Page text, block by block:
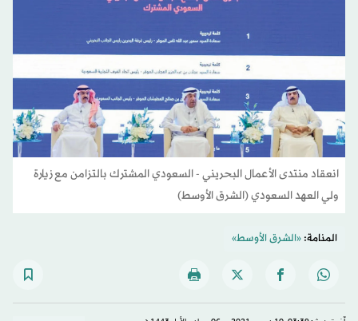
انعقاد منتدى الأعمال البحريني - السعودي المشترك بالتزامن مع زيارة
ولي العهد السعودي (الشرق الأوسط)
المنامة:«الشرق الأوسط»